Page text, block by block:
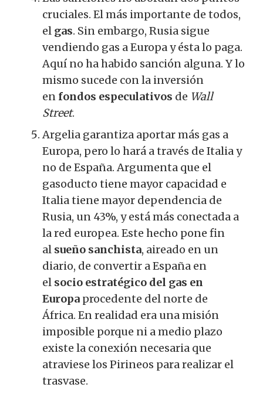
cruciales. El más importante de todos,
el gas. Sin embargo, Rusia sigue
vendiendo gas a Europa y ésta lo paga.
Aquí no ha habido sanción alguna. Y lo
mismo sucede con la inversión
en fondos especulativos de Wall
Street.
Argelia garantiza aportar más gas a
Europa, pero lo hará a través de Italia y
no de España. Argumenta que el
gasoducto tiene mayor capacidad e
Italia tiene mayor dependencia de
Rusia, un 43%, y está más conectada a
la red europea. Este hecho pone fin
al sueño sanchista, aireado en un
diario, de convertir a España en
el socio estratégico del gas en
Europa procedente del norte de
África. En realidad era una misión
imposible porque ni a medio plazo
existe la conexión necesaria que
atraviese los Pirineos para realizar el
trasvase.